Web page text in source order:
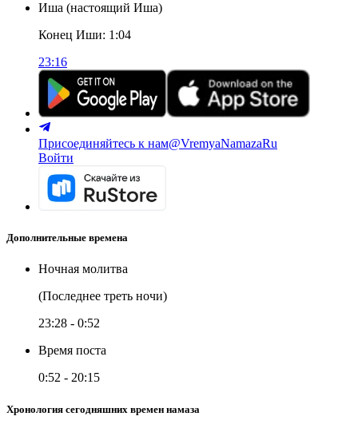
Иша (настоящий Иша)
Конец Иши: 1:04
23:16
Присоединяйтесь к нам@VremyaNamazaRu
Войти
Дополнительные времена
Ночная молитва
(Последнее треть ночи)
23:28 - 0:52
Время поста
0:52 - 20:15
Хронология сегодняшних времен намаза